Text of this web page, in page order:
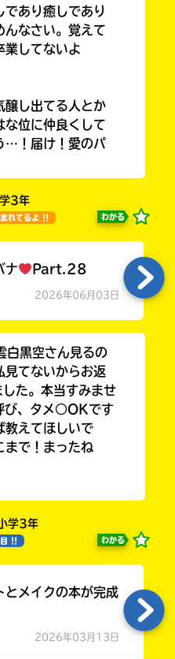
あり癒しであり
んなさい。覚えて
業してないよ
醸し出てる人とか
な位に仲良くして
…！届け！愛のパ
3年
れてるよ !! わかる
ナ Part.28
2026年06月03日
白黒空さん見るの
てないからお返
た。本当すみませ
び、タメ○OKです
教えてほしいで
まで！まったね
学3年
!! わかる
とメイクの本が完成
2026年03月13日